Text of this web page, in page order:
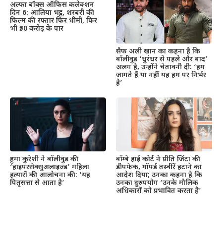
अल्फा बॉक्स ऑफिस कलेक्शन
दिन 6: आलिया भट्ट, शरबरी की
फिल्म की रफ्तार फिर धीमी, फिर
भी ₹50 करोड़ के पार
सैफ अली खान का कहना है कि
बॉलीवुड ‘धुरंधर से पहले और बाद’
अलग है, उन्होंने चेतावनी दी: ‘हम
जागते हैं या नहीं यह हम पर निर्भर
है’
हुमा कुरेशी ने बॉलीवुड की
‘हाइपरसेक्सुअलाइज्ड’ महिला
हत्यारों की आलोचना की: ‘यह
पितृसत्ता से आता है’
बॉम्बे हाई कोर्ट ने प्रीति जिंटा की
डीपफेक, मॉर्फ्ड तस्वीरें हटाने का
आदेश दिया; उनका कहना है कि
उनका दुरुपयोग ‘उनके मौलिक
अधिकारों को प्रभावित करता है’